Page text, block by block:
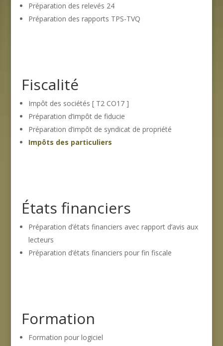
Préparation des relevés 24
Préparation des rapports TPS-TVQ
Fiscalité
Impôt des sociétés [ T2 CO17 ]
Préparation d’impôt de fiducie
Préparation d’impôt de syndicat de propriété
Impôts des particuliers
États financiers
Préparation d’états financiers avec rapport d’avis aux
lecteurs
Préparation d’états financiers pour fin fiscale
Formation
Formation pour logiciel